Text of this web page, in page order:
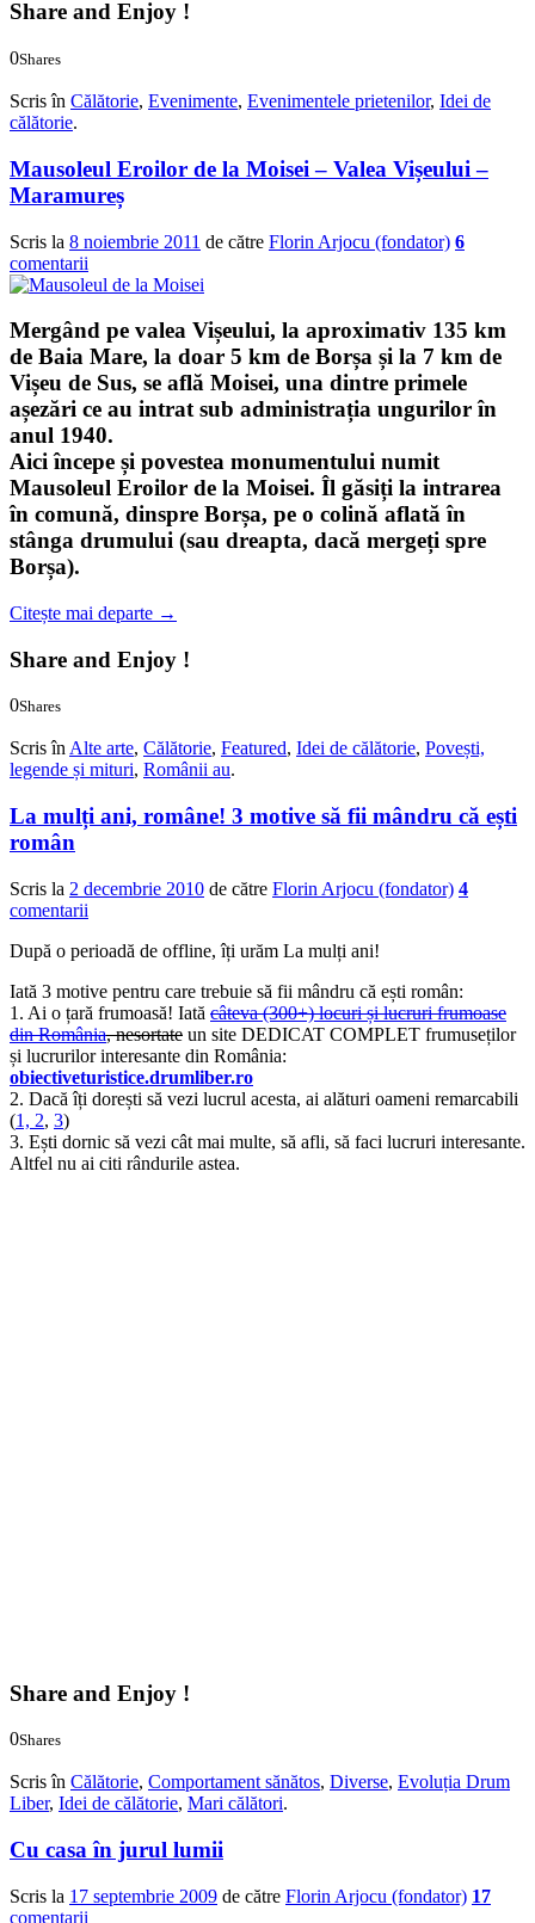
Share and Enjoy !
0Shares
Scris în Călătorie, Evenimente, Evenimentele prietenilor, Idei de
călătorie.
Mausoleul Eroilor de la Moisei – Valea Vișeului –
Maramureș
Scris la 8 noiembrie 2011 de către Florin Arjocu (fondator) 6
comentarii
Mergând pe valea Vișeului, la aproximativ 135 km
de Baia Mare, la doar 5 km de Borșa și la 7 km de
Vișeu de Sus, se află Moisei, una dintre primele
așezări ce au intrat sub administrația ungurilor în
anul 1940.
Aici începe și povestea monumentului numit
Mausoleul Eroilor de la Moisei. Îl găsiți la intrarea
în comună, dinspre Borșa, pe o colină aflată în
stânga drumului (sau dreapta, dacă mergeți spre
Borșa).
Citește mai departe →
Share and Enjoy !
0Shares
Scris înAlte arte, Călătorie, Featured, Idei de călătorie, Povești,
legende și mituri, Românii au.
La mulți ani, române! 3 motive să fii mândru că ești
român
Scris la 2 decembrie 2010 de către Florin Arjocu (fondator) 4
comentarii
După o perioadă de offline, îți urăm La mulți ani!
Iată 3 motive pentru care trebuie să fii mândru că ești român:
1. Ai o țară frumoasă! Iată câteva (300+) locuri și lucruri frumoase
din România, nesortate un site DEDICAT COMPLET frumuseților
și lucrurilor interesante din România:
obiectiveturistice.drumliber.ro
2. Dacă îți dorești să vezi lucrul acesta, ai alături oameni remarcabili
(1, 2, 3)
3. Ești dornic să vezi cât mai multe, să afli, să faci lucruri interesante.
Altfel nu ai citi rândurile astea.
Share and Enjoy !
0Shares
Scris în Călătorie, Comportament sănătos, Diverse, Evoluția Drum
Liber, Idei de călătorie, Mari călători.
Cu casa în jurul lumii
Scris la 17 septembrie 2009 de către Florin Arjocu (fondator) 17